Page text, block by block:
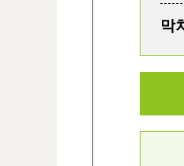
막